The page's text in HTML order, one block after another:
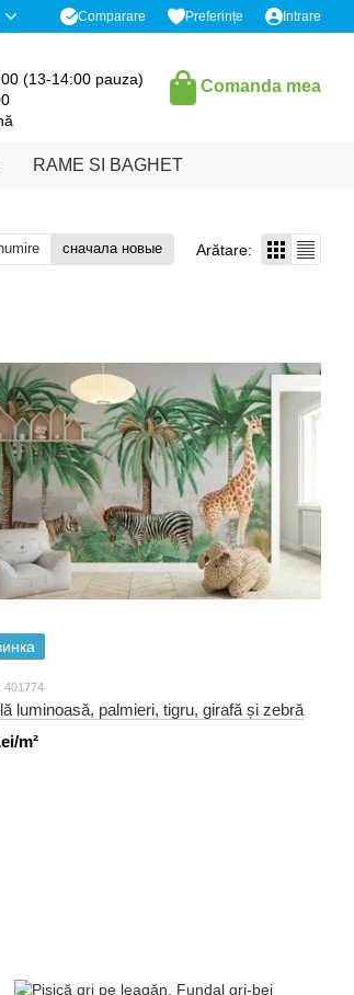
Comparare Preferințe Intrare
(13-14:00 pauza)
Comanda mea
RAME SI BAGHET
сначала новые Arătare:
401774
luminoasă, palmieri, tigru, girafă și zebră
m²